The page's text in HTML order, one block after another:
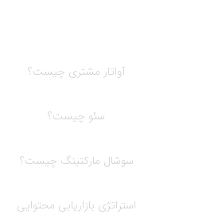
آواتار مشتری چیست؟
سئو چیست؟
سوشال مارکتینگ چیست؟
استراتژی بازاریابی محتوایی